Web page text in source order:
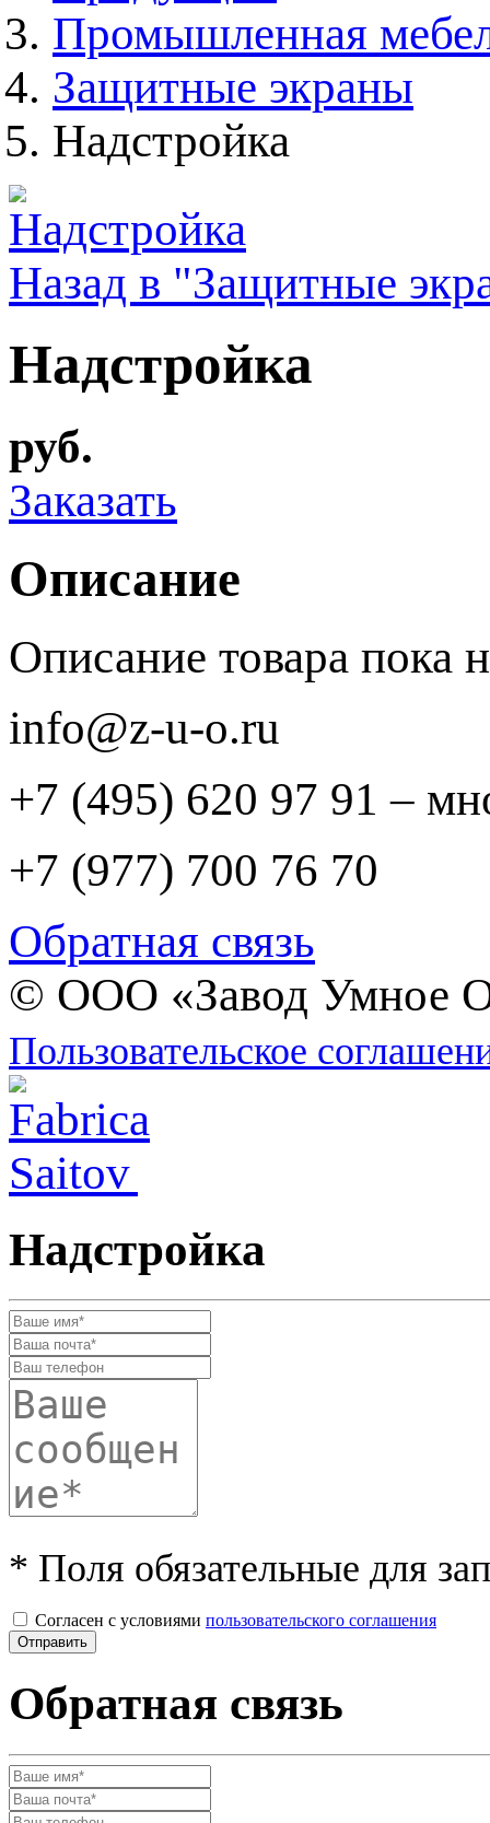
Промышленная
Защитные экраны
Надстройка
Назад в "Защитные
Надстройка
руб.
Заказать
Описание
Описание товара пока
info@z-u-o.ru
+7 (495) 620 97 91 –
+7 (977) 700 76 70
Обратная связь
© ООО «Завод Умное
Пользовательское
Надстройка
* Поля обязательные для
Согласен с условиями пользовательского соглашения
Обратная связь